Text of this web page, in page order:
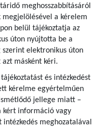
meghosszabbításáról
megjelölésével a kérelem
belül tájékoztatja az
úton nyújtotta be a
elektronikus úton
másként kéri.
és intézkedést
kérelme egyértelműen
jellege miatt –
kért információ vagy
meghozatalával